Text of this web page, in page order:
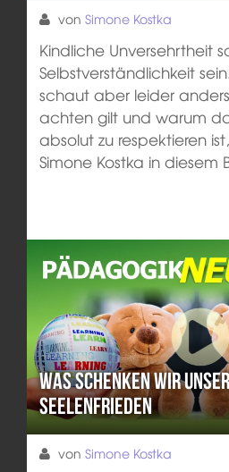
von Simone Kostka
Kindliche Unversehrtheit
Selbstverständlichkeit
schaut aber leider
achten gilt und warum
absolut zu respektieren
Simone Kostka in diesem
Was schenken wir
Seelenfrieden
von Simone Kostka